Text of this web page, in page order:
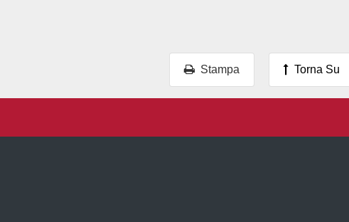
Stampa Torna Su